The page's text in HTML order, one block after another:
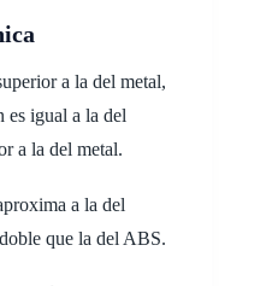
a la del metal,
es igual a la del
a la del metal.
a la del
que la del ABS.